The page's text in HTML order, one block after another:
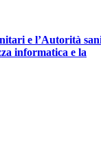
e l’Autorità
informatica e la